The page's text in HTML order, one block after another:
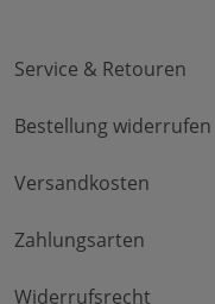
Service & Retouren
Bestellung widerrufen
Versandkosten
Zahlungsarten
Widerrufsrecht